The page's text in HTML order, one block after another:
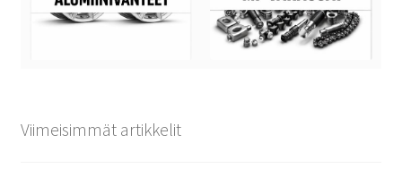
Viimeisimmät artikkelit